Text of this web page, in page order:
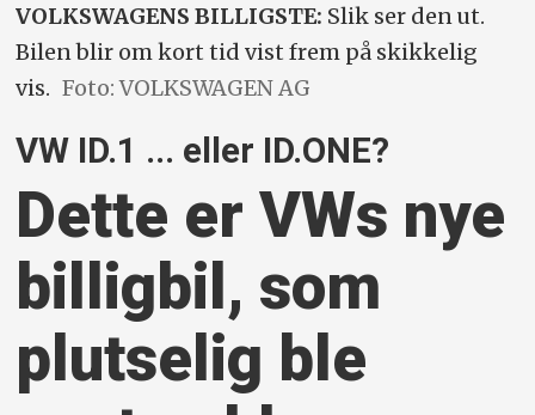
VOLKSWAGENS BILLIGSTE: Slik ser den ut.
Bilen blir om kort tid vist frem på skikkelig
vis. Foto: VOLKSWAGEN AG
VW ID.1 ... eller ID.ONE?
Dette er VWs nye
billigbil, som
plutselig ble